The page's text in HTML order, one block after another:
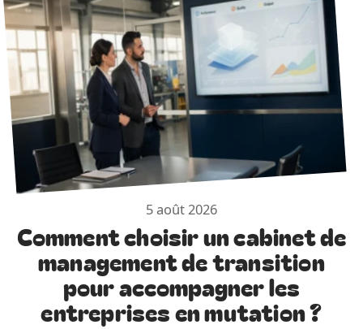
5 août 2026
Comment choisir un cabinet de
management de transition
pour accompagner les
entreprises en mutation ?